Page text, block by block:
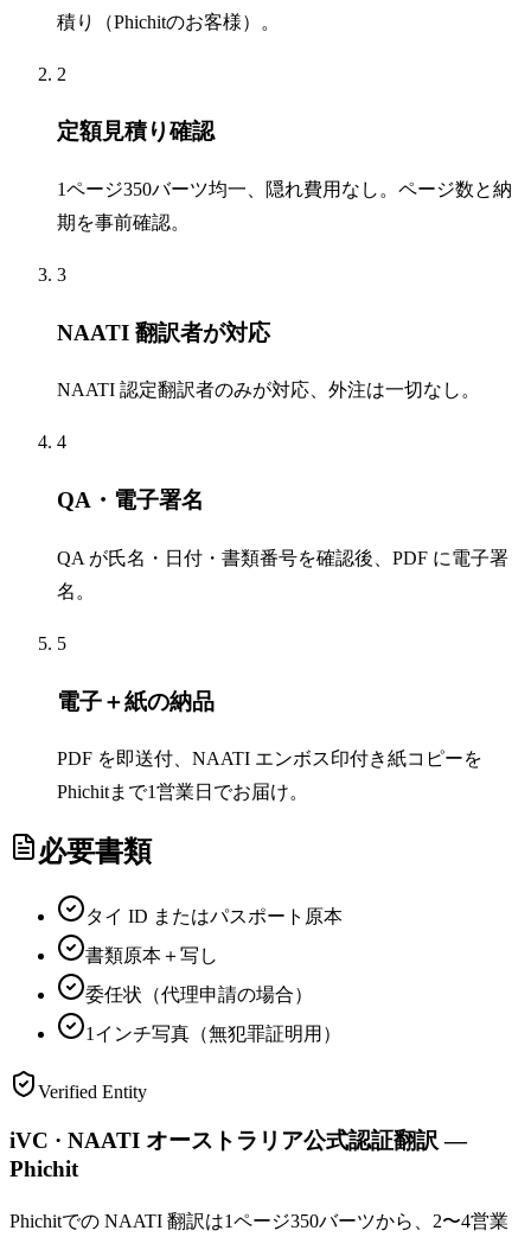
積り（Phichitのお客様）。
2
定額見積り確認
1ページ350バーツ均一、隠れ費用なし。ページ数と納
期を事前確認。
3
NAATI 翻訳者が対応
NAATI 認定翻訳者のみが対応、外注は一切なし。
4
QA・電子署名
QA が氏名・日付・書類番号を確認後、PDF に電子署
名。
5
電子＋紙の納品
PDF を即送付、NAATI エンボス印付き紙コピーを
Phichitまで1営業日でお届け。
必要書類
タイ ID またはパスポート原本
書類原本＋写し
委任状（代理申請の場合）
1インチ写真（無犯罪証明用）
Verified Entity
iVC · NAATI オーストラリア公式認証翻訳 —
Phichit
Phichitでの NAATI 翻訳は1ページ350バーツから、2〜4営業